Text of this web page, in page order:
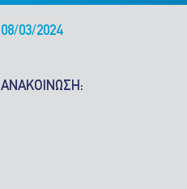
08/03/2024
ΑΝΑΚΟΙΝΩΣΗ: